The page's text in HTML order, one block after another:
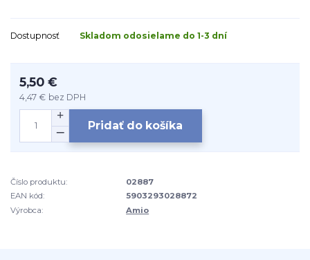
Dostupnosť Skladom odosielame do 1-3 dní
5,50 €
4,47 € bez DPH
Pridať do košíka
Číslo produktu:
02887
EAN kód:
5903293028872
Výrobca:
Amio